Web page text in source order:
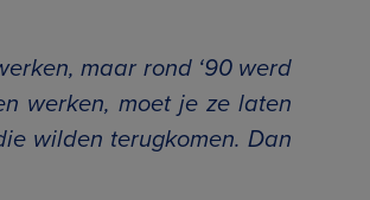
maar rond ‘90 werd
werken, moet je ze laten
wilden terugkomen. Dan